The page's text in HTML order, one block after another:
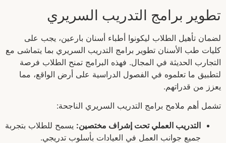
تطوير برامج التدريب السريري
لضمان تأهيل الطلاب ليكونوا أطباء أسنان بارعين، يجب على
كليات طب الأسنان تطوير برامج التدريب السريري بما يتماشى مع
التجارب الحديثة في المجال. فهذه البرامج تمنح الطلاب فرصة
لتطبيق ما تعلموه في الفصول الدراسية على أرض الواقع، مما
يعزز من قدراتهم.
تشمل أهم ملامح برامج التدريب السريري الناجحة:
التدريب العملي تحت إشراف مختصين: يسمح للطلاب بتجربة
جميع جوانب العمل في العيادات بأسلوب تدريجي.